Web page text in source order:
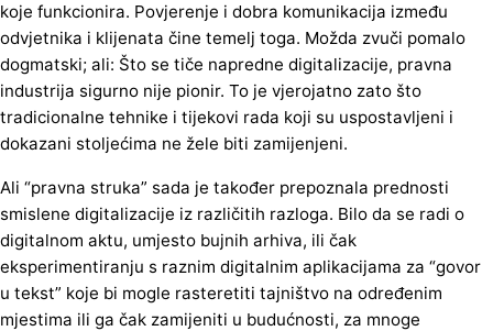
koje funkcionira. Povjerenje i dobra komunikacija između
odvjetnika i klijenata čine temelj toga. Možda zvuči pomalo
dogmatski; ali: Što se tiče napredne digitalizacije, pravna
industrija sigurno nije pionir. To je vjerojatno zato što
tradicionalne tehnike i tijekovi rada koji su uspostavljeni i
dokazani stoljećima ne žele biti zamijenjeni.
Ali “pravna struka” sada je također prepoznala prednosti
smislene digitalizacije iz različitih razloga. Bilo da se radi o
digitalnom aktu, umjesto bujnih arhiva, ili čak
eksperimentiranju s raznim digitalnim aplikacijama za “govor
u tekst” koje bi mogle rasteretiti tajništvo na određenim
mjestima ili ga čak zamijeniti u budućnosti, za mnoge